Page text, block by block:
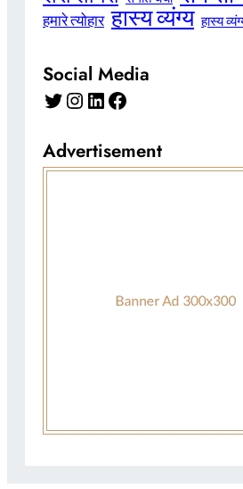
हमारे त्योहार हास्य व्यंग्य हास्य
Social Media
Twitter Instagram LinkedIn Facebook
Advertisement